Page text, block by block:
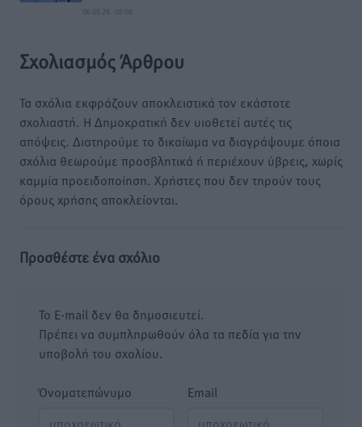
06.08.26 · 08:08
Σχολιασμός Άρθρου
Τα σχόλια εκφράζουν αποκλειστικά τον εκάστοτε
σχολιαστή. Η Δημοκρατική δεν υιοθετεί αυτές τις
απόψεις. Διατηρούμε το δικαίωμα να διαγράψουμε όποια
σχόλια θεωρούμε προσβλητικά ή περιέχουν ύβρεις, χωρίς
καμμία προειδοποίηση. Χρήστες που δεν τηρούν τους
όρους χρήσης αποκλείονται.
Προσθέστε ένα σχόλιο
Το E-mail δεν θα δημοσιευτεί.
Πρέπει να συμπληρωθούν όλα τα πεδία για την
υποβολή του σχολίου.
Όνοματεπώνυμο Email